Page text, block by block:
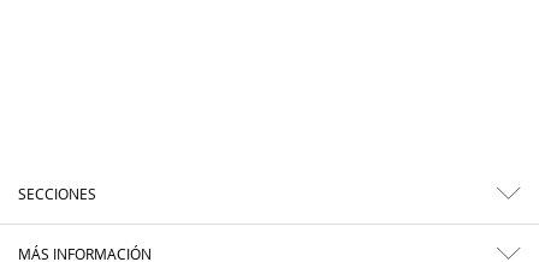
SECCIONES
MÁS INFORMACIÓN